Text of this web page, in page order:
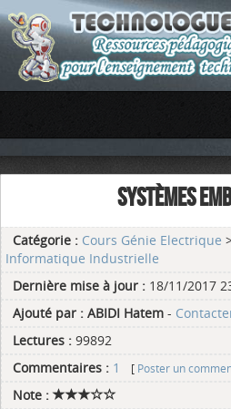
SYSTÈMES
Catégorie : Cours Génie Electrique
Informatique Industrielle
Dernière mise à jour : 18/11/2017
Ajouté par : ABIDI Hatem -
Lectures : 99892
Commentaires : 1 [ Poster un
Note :